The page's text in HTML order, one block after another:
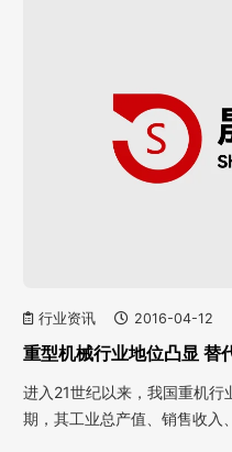
行业资讯 2016-04-12
重型机械行业地位凸显 替
进入21世纪以来，我国重机
期，其工业总产值、销售收入